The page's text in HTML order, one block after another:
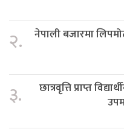
२.
नेपाली बजारमा
३.
छात्रवृत्ति प्राप्त